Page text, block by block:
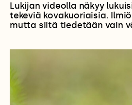
Lukijan videolla näkyy
tekeviä kovakuoriaisia.
mutta siitä tiedetään vain